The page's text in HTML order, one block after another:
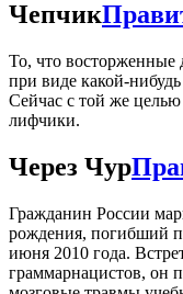
Чепчик
То, что восторженные
при виде какой-
Сейчас с той же
лифчики.
Через Чур
Гражданин России
рождения, погибший
июня 2010 года.
граммарнацистов, он